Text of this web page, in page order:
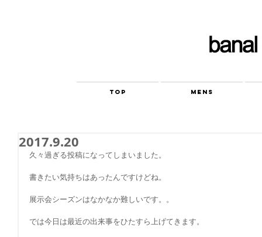
TOP MENS
2017.9.20
久々過ぎる投稿になってしまいました。
書きたい気持ちはあったんですけどね。
展示会シーズンはなかなか難しいです。。
では今日は最近の出来事をひたすら上げてきます。